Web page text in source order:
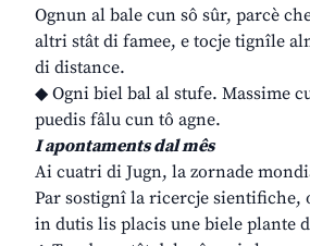
Ognun al bale cun sô sûr, parcè
altri stât di famee, e tocje tignîle
di distance.
◆ Ogni biel bal al stufe. Massime
puedis fâlu cun tô agne.
I apontaments dal mês
Ai cuatri di Jugn, la zornade
Par sostignî la ricercje sientifiche,
in dutis lis placis une biele plante